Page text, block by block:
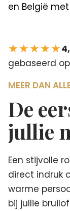
en België
★★★★★
gebaseerd
MEER DAN
De
jullie
Een stijvolle
direct indruk
warme
bij jullie